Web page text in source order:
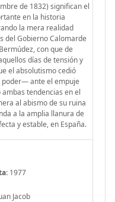
de 1832) significan el
en la historia
la mera realidad
del Gobierno Calomarde
con que de
días de tensión y
el absolutismo cedió
ante el empuje
tendencias en el
al abismo de su ruina
a la amplia llanura de
y estable, en España.
1977
Jacob